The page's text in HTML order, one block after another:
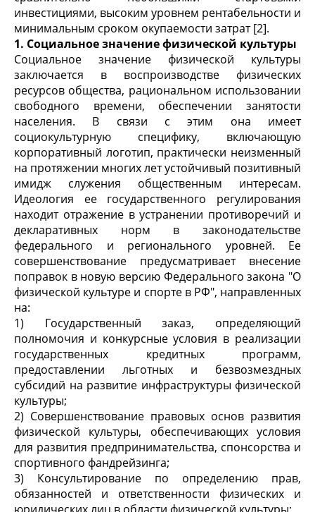
инвестициями, высоким уровнем рентабельности и
минимальным сроком окупаемости затрат [2].
1. Социальное значение физической культуры
Социальное значение физической культуры
заключается в воспроизводстве физических
ресурсов общества, рациональном использовании
свободного времени, обеспечении занятости
населения. В связи с этим она имеет
социокультурную специфику, включающую
корпоративный логотип, практически неизменный
на протяжении многих лет устойчивый позитивный
имидж служения общественным интересам.
Идеология ее государственного регулирования
находит отражение в устранении противоречий и
декларативных норм в законодательстве
федерального и регионального уровней. Ее
совершенствование предусматривает внесение
поправок в новую версию Федерального закона "О
физической культуре и спорте в РФ", направленных
на:
1) Государственный заказ, определяющий
полномочия и конкурсные условия в реализации
государственных кредитных программ,
предоставлении льготных и безвозмездных
субсидий на развитие инфраструктуры физической
культуры;
2) Совершенствование правовых основ развития
физической культуры, обеспечивающих условия
для развития предпринимательства, спонсорства и
спортивного фандрейзинга;
3) Консультирование по определению прав,
обязанностей и ответственности физических и